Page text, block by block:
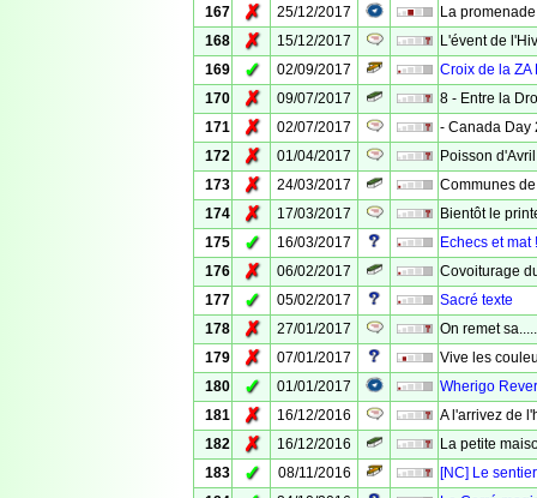
167
✗ 25/12/2017
La promenade
168
✗ 15/12/2017
L'évent de
169
✓ 02/09/2017
Croix de la ZA
170
✗ 09/07/2017
8 - Entre la
171
✗ 02/07/2017
- Canada Day
172
✗ 01/04/2017
Poisson d'Avril
173
✗ 24/03/2017
Communes
174
✗ 17/03/2017
Bientôt le
175
✓ 16/03/2017
Echecs et mat
176
✗ 06/02/2017
Covoiturage
177
✓ 05/02/2017
Sacré texte
178
✗ 27/01/2017
On remet
179
✗ 07/01/2017
Vive les
180
✓ 01/01/2017
Wherigo
181
✗ 16/12/2016
A l'arrivez de
182
✗ 16/12/2016
La petite
183
✓ 08/11/2016
[NC] Le